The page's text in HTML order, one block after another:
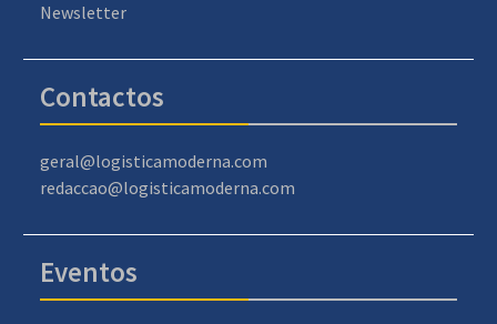
Newsletter
Contactos
geral@logisticamoderna.com
redaccao@logisticamoderna.com
Eventos